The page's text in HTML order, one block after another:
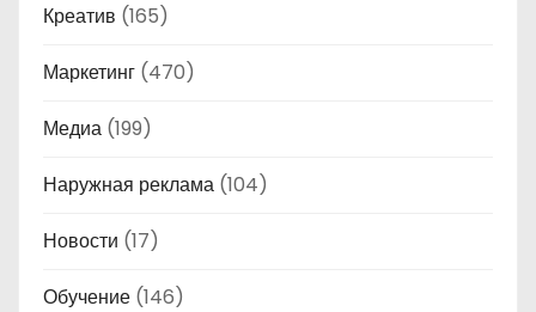
Креатив (165)
Маркетинг (470)
Медиа (199)
Наружная реклама (104)
Новости (17)
Обучение (146)